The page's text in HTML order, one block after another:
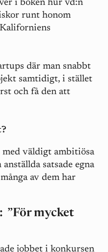
i boken hur vd:n
runt honom
där man snabbt
samtidigt, i stället
och få den att
väldigt ambitiösa
satsade egna
av dem har
”För mycket
jobbet i konkursen